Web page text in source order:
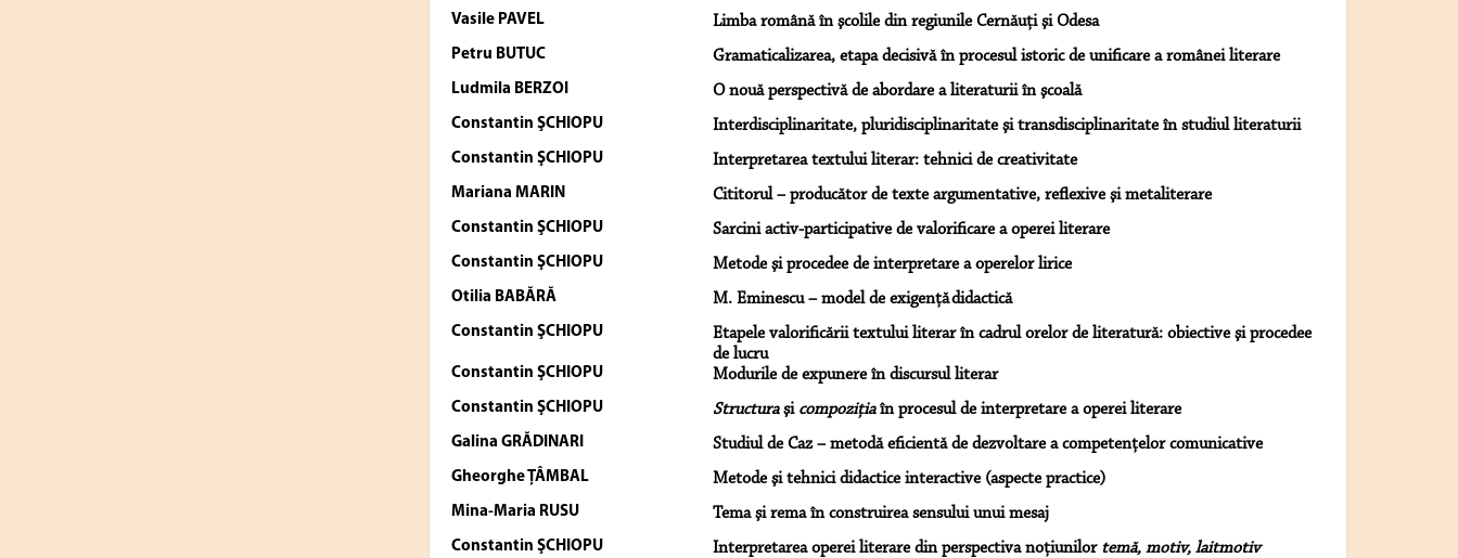
Vasile PAVEL Limba română în şcolile din regiunile Cernăuţi şi Odesa
Petru BUTUC Gramaticalizarea, etapa decisivă în procesul istoric de unificare a românei literare
Ludmila BERZOI O nouă perspectivă de abordare a literaturii în şcoală
Constantin ŞCHIOPU Interdisciplinaritate, pluridisciplinaritate şi transdisciplinaritate în studiul literaturii
Constantin ŞCHIOPU Interpretarea textului literar: tehnici de creativitate
Mariana MARIN Cititorul – producător de texte argumentative, reflexive şi metaliterare
Constantin ŞCHIOPU Sarcini activ-participative de valorificare a operei literare
Constantin ŞCHIOPU Metode şi procedee de interpretare a operelor lirice
Otilia BABĂRĂ M. Eminescu – model de exigenţă didactică
Constantin ŞCHIOPU
Etapele valorificării textului literar în cadrul orelor de literatură: obiective şi procedee
de lucru
Constantin ŞCHIOPU Modurile de expunere în discursul literar
Constantin ŞCHIOPU Structuraşi compoziţiaîn procesul de interpretare a operei literare
Galina GRĂDINARI Studiul de Caz – metodă eficientă de dezvoltare a competenţelor comunicative
Gheorghe ŢÂMBAL Metode şi tehnici didactice interactive (aspecte practice)
Mina-Maria RUSU Tema şi rema în construirea sensului unui mesaj
Constantin ŞCHIOPU Interpretarea operei literare din perspectiva noţiunilor temă, motiv, laitmotiv